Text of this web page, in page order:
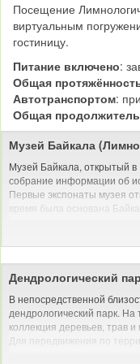
Посещение
виртуальным
гостиницу.
Питание включено:
Общая
Автотранспортом:
Общая
Музей Байкала
Музей Байкала, открытый в
собрание информации об
Первые экспонаты музея
время была основана
лет коллекция регулярно
связанными с флорой и
живущих здесь народов.
Сотрудники музея
экологических
является более подробное
Проводят конференции и
Байкале, способствуют
Дендрологический
В непосредственной
дендрологический парк.
коллекция деревьев, трав
Для передвижения по
деревянные дорожки с